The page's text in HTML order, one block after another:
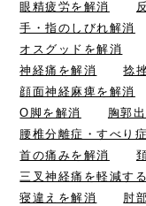
眼精疲労を解消
手・指のしびれ解消
オスグッドを解消
神経痛を解消
捻
顔面神経麻痺を解消
O脚を解消
胸郭
腰椎分離症・すべり症
首の痛みを解消
三叉神経痛を軽減する
寝違えを解消
肘